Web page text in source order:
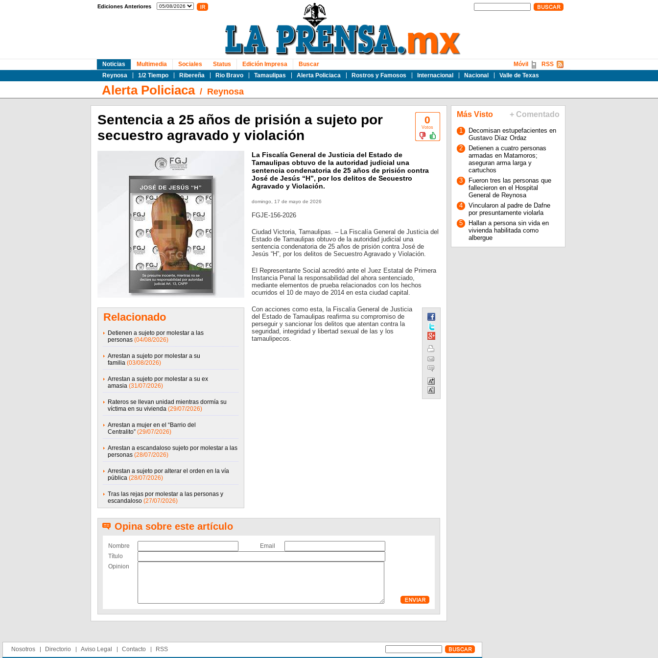
Ediciones Anteriores
Noticias
Reynosa
1/2 Tiempo Ribereña Rio Bravo Tamaulipas Alerta Policiaca Rostros y Famosos Internacional Nacional Valle de Texas
Multimedia Sociales Status Edición Impresa Buscar RSS
Móvil
Alerta Policiaca/ Reynosa
0
Votos
Sentencia a 25 años de prisión a sujeto por
secuestro agravado y violación
Relacionado
Detienen a sujeto por molestar a las
personas (04/08/2026)
Arrestan a sujeto por molestar a su
familia (03/08/2026)
Arrestan a sujeto por molestar a su ex
amasia (31/07/2026)
Rateros se llevan unidad mientras dormía su
víctima en su vivienda (29/07/2026)
Arrestan a mujer en el “Barrio del
Centralito” (29/07/2026)
Arrestan a escandaloso sujeto por molestar a las
personas (28/07/2026)
Arrestan a sujeto por alterar el orden en la vía
pública (28/07/2026)
Tras las rejas por molestar a las personas y
escandaloso (27/07/2026)
La Fiscalía General de Justicia del Estado de
Tamaulipas obtuvo de la autoridad judicial una
sentencia condenatoria de 25 años de prisión contra
José de Jesús “H”, por los delitos de Secuestro
Agravado y Violación.
domingo, 17 de mayo de 2026
FGJE-156-2026
Ciudad Victoria, Tamaulipas. – La Fiscalía General de Justicia del
Estado de Tamaulipas obtuvo de la autoridad judicial una
sentencia condenatoria de 25 años de prisión contra José de
Jesús “H”, por los delitos de Secuestro Agravado y Violación.
El Representante Social acreditó ante el Juez Estatal de Primera
Instancia Penal la responsabilidad del ahora sentenciado,
mediante elementos de prueba relacionados con los hechos
ocurridos el 10 de mayo de 2014 en esta ciudad capital.
Con acciones como esta, la Fiscalía General de Justicia
del Estado de Tamaulipas reafirma su compromiso de
perseguir y sancionar los delitos que atentan contra la
seguridad, integridad y libertad sexual de las y los
tamaulipecos.
Opina sobre este artículo
Nombre
Email
Título
Opinion
Más Visto + Comentado
1
Decomisan estupefacientes en
Gustavo Díaz Ordaz
2
Detienen a cuatro personas
armadas en Matamoros;
aseguran arma larga y
cartuchos
3
Fueron tres las personas que
fallecieron en el Hospital
General de Reynosa
4
Vincularon al padre de Dafne
por presuntamente violarla
5
Hallan a persona sin vida en
vivienda habilitada como
albergue
Nosotros Directorio Aviso Legal Contacto RSS